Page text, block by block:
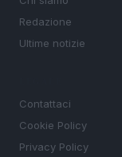
Redazione
Ultime notizie
Contattaci
Cookie Policy
Privacy Policy